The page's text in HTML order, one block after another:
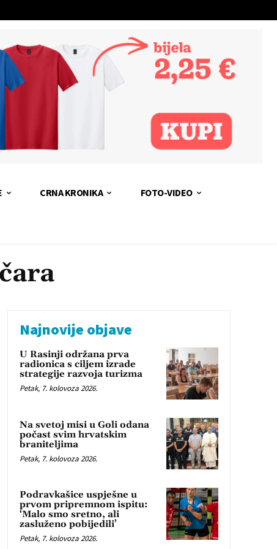
CRNA KRONIKA FOTO-VIDEO
Najnovije objave
U Rasinji održana prva
radionica s ciljem izrade
strategije razvoja turizma
Petak, 7. kolovoza 2026.
Na svetoj misi u Goli odana
počast svim hrvatskim
braniteljima
Petak, 7. kolovoza 2026.
Podravkašice uspješne u
prvom pripremnom ispitu:
‘Malo smo sretno, ali
zasluženo pobijedili’
Petak, 7. kolovoza 2026.